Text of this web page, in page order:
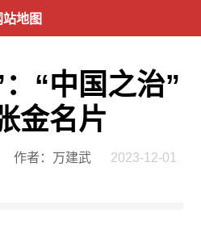
站地图
“中国之治”
金名片
作者：万建武
2023-12-01